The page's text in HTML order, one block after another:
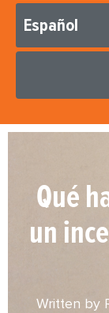
Español
Qué
un
Written by